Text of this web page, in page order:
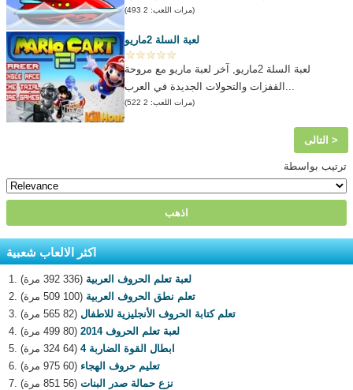
(مرات اللعب: 2 493)
لعبة السلة 2ماريو
لعبة السلة 2ماريو, آخر لعبة ماريو مع مروحة
(مرات اللعب: 2 522)
التالى >
ترتيب بواسطة
اكثر الالعاب شعبية
لعبة تعلم الحروف العربية (336 392 مرة)
تعلم نطق الحروف العربية (100 509 مرة)
تعلم كتابة الحروف الأنجليزية للاطفال (82 565 مرة)
لعبة تعلم الحروف 2014
(80 499 مرة)
ابطال القوة الضاربة 4
(64 324 مرة)
تعليم حروف الهجاء (60 975 مرة)
نزع حمالة صدر البنات (56 851 مرة)